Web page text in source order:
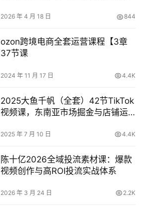
2026 年 4 月 18 日 844
ozon跨境电商全套运营课程【3章
37节课
2024 年 11 月 17 日 4.4K
2025大鱼千帆（全套）42节TikTok
视频课，东南亚市场掘金与店铺运
2025 年 7 月 10 日 4.4K
陈十亿2026全域投流素材课：爆款
视频创作与高ROI投流实战体系
2026 年 3 月 24 日 2.2K